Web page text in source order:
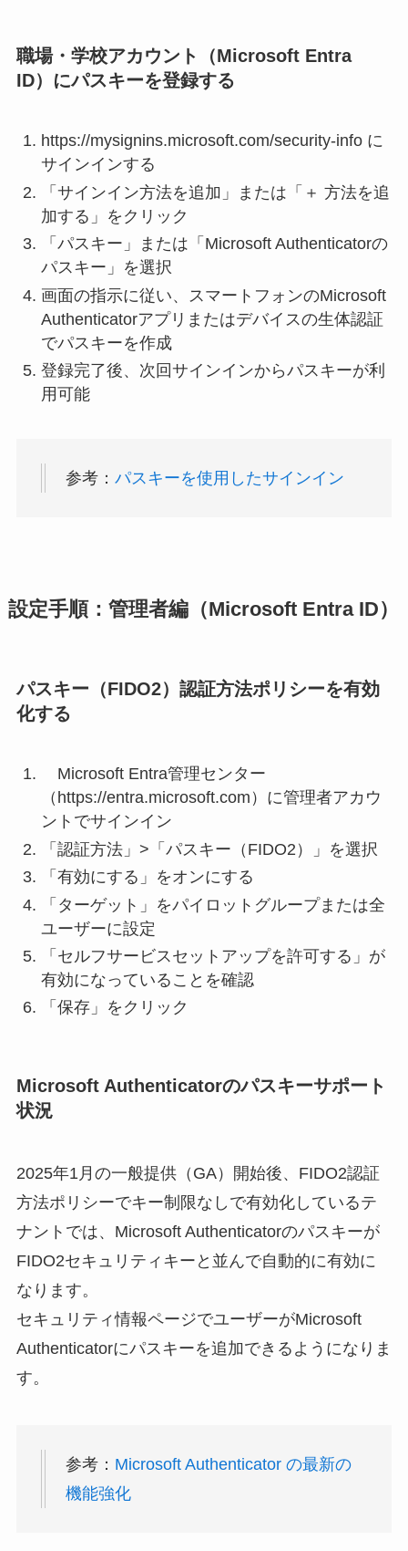
職場・学校アカウント（Microsoft Entra
ID）にパスキーを登録する
https://mysignins.microsoft.com/security-info に
サインインする
「サインイン方法を追加」または「＋ 方法を追
加する」をクリック
「パスキー」または「Microsoft Authenticatorの
パスキー」を選択
画面の指示に従い、スマートフォンのMicrosoft
Authenticatorアプリまたはデバイスの生体認証
でパスキーを作成
登録完了後、次回サインインからパスキーが利
用可能
参考： パスキーを使用したサインイン
設定手順：管理者編（Microsoft Entra ID）
パスキー（FIDO2）認証方法ポリシーを有効
化する
Microsoft Entra管理センター
（https://entra.microsoft.com）に管理者アカウ
ントでサインイン
「認証方法」>「パスキー（FIDO2）」を選択
「有効にする」をオンにする
「ターゲット」をパイロットグループまたは全
ユーザーに設定
「セルフサービスセットアップを許可する」が
有効になっていることを確認
「保存」をクリック
Microsoft Authenticatorのパスキーサポート
状況
2025年1月の一般提供（GA）開始後、FIDO2認証
方法ポリシーでキー制限なしで有効化しているテ
ナントでは、Microsoft Authenticatorのパスキーが
FIDO2セキュリティキーと並んで自動的に有効に
なります。
セキュリティ情報ページでユーザーがMicrosoft
Authenticatorにパスキーを追加できるようになりま
す。
参考： Microsoft Authenticator の最新の
機能強化